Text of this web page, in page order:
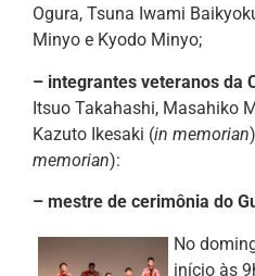
Ogura, Tsuna Iwami
Minyo e Kyodo Minyo;
– integrantes veteranos da
Itsuo Takahashi, Masahiko
Kazuto Ikesaki (in memorian
memorian):
– mestre de cerimônia do
No
início às